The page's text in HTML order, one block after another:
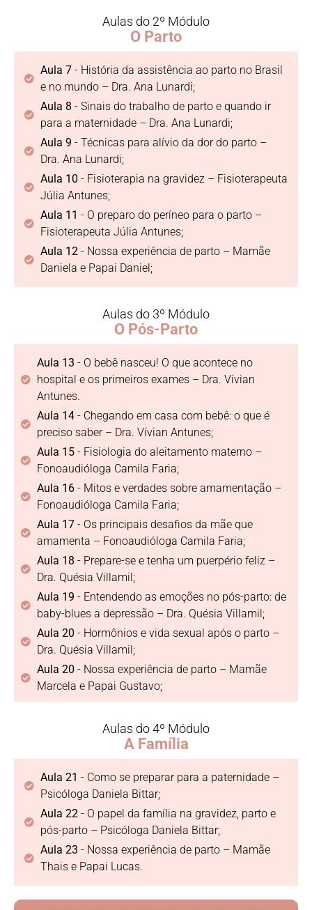
Aulas do 2º Módulo
O Parto
Aula 7- História da assistência ao parto no Brasil
e no mundo – Dra. Ana Lunardi;
Aula 8- Sinais do trabalho de parto e quando ir
para a maternidade – Dra. Ana Lunardi;
Aula 9 - Técnicas para alívio da dor do parto –
Dra. Ana Lunardi;
Aula 10 - Fisioterapia na gravidez – Fisioterapeuta
Júlia Antunes;
Aula 11 - O preparo do períneo para o parto –
Fisioterapeuta Júlia Antunes;
Aula 12- Nossa experiência de parto – Mamãe
Daniela e Papai Daniel;
Aulas do 3º Módulo
O Pós-Parto
Aula 13 - O bebê nasceu! O que acontece no
hospital e os primeiros exames – Dra. Vívian
Antunes.
Aula 14- Chegando em casa com bebê: o que é
preciso saber – Dra. Vívian Antunes;
Aula 15- Fisiologia do aleitamento materno –
Fonoaudióloga Camila Faria;
Aula 16- Mitos e verdades sobre amamentação –
Fonoaudióloga Camila Faria;
Aula 17- Os principais desafios da mãe que
amamenta – Fonoaudióloga Camila Faria;
Aula 18- Prepare-se e tenha um puerpério feliz –
Dra. Quésia Villamil;
Aula 19 - Entendendo as emoções no pós-parto: de
baby-blues a depressão – Dra. Quésia Villamil;
Aula 20 - Hormônios e vida sexual após o parto –
Dra. Quésia Villamil;
Aula 20 - Nossa experiência de parto – Mamãe
Marcela e Papai Gustavo;
Aulas do 4º Módulo
A Família
Aula 21 - Como se preparar para a paternidade –
Psicóloga Daniela Bittar;
Aula 22- O papel da família na gravidez, parto e
pós-parto – Psicóloga Daniela Bittar;
Aula 23 - Nossa experiência de parto – Mamãe
Thais e Papai Lucas.